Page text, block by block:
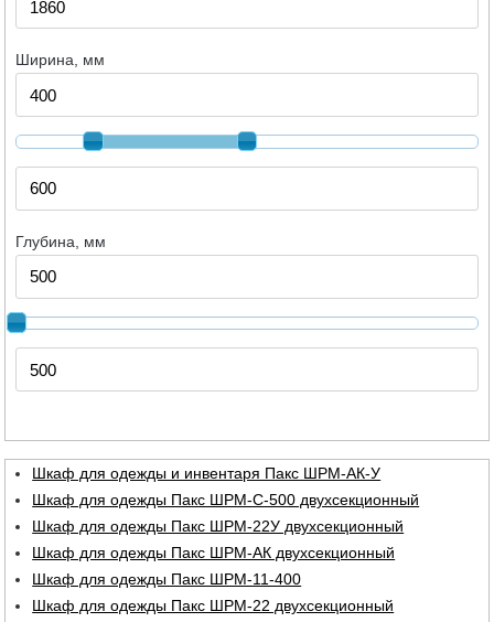
Ширина, мм
Глубина, мм
Шкаф для одежды и инвентаря Пакс ШРМ-АК-У
Шкаф для одежды Пакс ШРМ-С-500 двухсекционный
Шкаф для одежды Пакс ШРМ-22У двухсекционный
Шкаф для одежды Пакс ШРМ-АК двухсекционный
Шкаф для одежды Пакс ШРМ-11-400
Шкаф для одежды Пакс ШРМ-22 двухсекционный